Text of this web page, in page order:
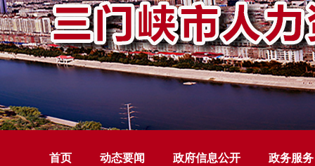
首页 动态要闻 政府信息公开 政务服务